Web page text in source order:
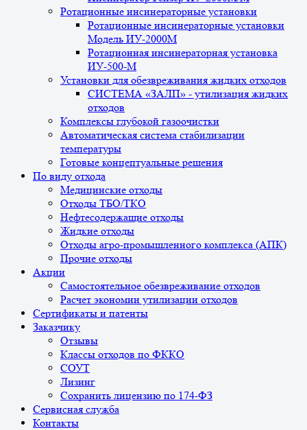
Ротационные инсинераторные установки
Ротационные инсинераторные установки
Модель ИУ-2000М
Ротационная инсинераторная установка
ИУ-500-М
Установки для обезвреживания жидких отходов
СИСТЕМА «ЗАЛП» - утилизация жидких
отходов
Комплексы глубокой газоочистки
Автоматическая система стабилизации
температуры
Готовые концептуальные решения
По виду отхода
Медицинские отходы
Отходы ТБО/ТКО
Нефтесодержащие отходы
Жидкие отходы
Отходы агро-промышленного комплекса (АПК)
Прочие отходы
Акции
Самостоятельное обезвреживание отходов
Расчет экономии утилизации отходов
Сертификаты и патенты
Заказчику
Отзывы
Классы отходов по ФККО
СОУТ
Лизинг
Сохранить лицензию по 174-ФЗ
Сервисная служба
Контакты